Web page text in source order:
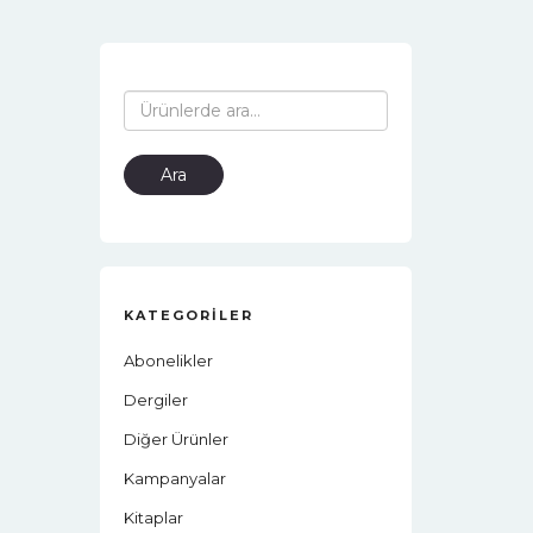
Ara:
Ara
KATEGORILER
Abonelikler
Dergiler
Diğer Ürünler
Kampanyalar
Kitaplar